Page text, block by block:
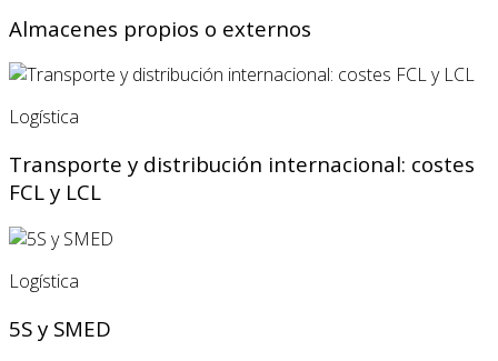
Almacenes propios o externos
Logística
Transporte y distribución internacional: costes
FCL y LCL
Logística
5S y SMED